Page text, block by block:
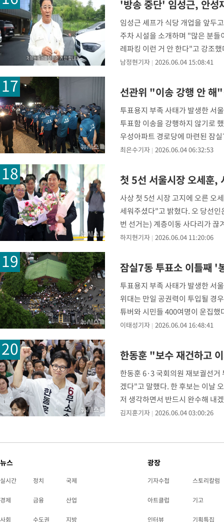
'방송 중단' 임성근, 안
임성근 셰프가 식당 개업을 앞두
주차 시설을 소개하며 "많은 분
레파킹 이런 거 안 한다"고 강조
남정현기자 2026.06.04 15:08:41
선관위 "이송 강행 안
투표용지 부족 사태가 발생한 서
투표함 이송을 강행하지 않기로
우성아파트 경로당에 마련된 잠
관위는 투표 종료 이
최은수기자 2026.06.04 06:32:53
첫 5선 서울시장 오세훈
사상 첫 5선 시장 고지에 오른 오
세워주셨다"고 밝혔다. 오 당선
번 선거는) 계층이동 사다리가
맡길 곳을 찾는 맞벌
하지현기자 2026.06.04 11:20:06
잠실7동 투표소 이틀째
투표용지 부족 사태가 발생한 서
위대는 만일 공권력이 투입될 경
튜버와 시민들 400여명이 운집했
전날 투표 종료 시
이태성기자 2026.06.04 16:48:41
한동훈 "보수 재건하고
한동훈 6·3 국회의원 재보궐선
겠다"고 말했다. 한 후보는 이날
저 생각하면서 반드시 완수해 내
라는 시대정신, 이재명
김지훈기자 2026.06.04 03:00:26
뉴스
실시간 정치 국제
경제 금융 산업
사회 수도권 지방
광장
기자수첩 스토리칼럼
아트클럽 기고
인터뷰 기획특집